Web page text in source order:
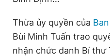
Theo dõi báo trên
Thừa ủy quyền của
Bùi Minh Tuấn trao
nhận chức danh Bí thư